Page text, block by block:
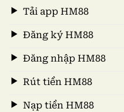
Tải app HM88
Đăng ký HM88
Đăng nhập HM88
Rút tiền HM88
Nạp tiền HM88